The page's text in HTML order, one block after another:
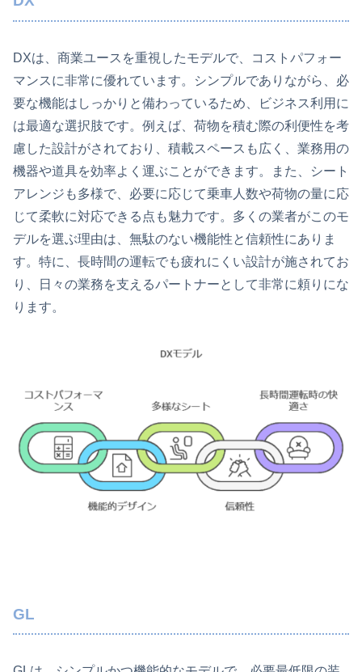
DXは、商業ユースを重視したモデルで、コストパフォー
マンスに非常に優れています。シンプルでありながら、必
要な機能はしっかりと備わっているため、ビジネス利用に
は最適な選択肢です。例えば、荷物を積む際の利便性を考
慮した設計がされており、積載スペースも広く、業務用の
機器や道具を効率よく運ぶことができます。また、シート
アレンジも多様で、必要に応じて乗車人数や荷物の量に応
じて柔軟に対応できる点も魅力です。多くの業者がこのモ
デルを選ぶ理由は、無駄のない機能性と信頼性にありま
す。特に、長時間の運転でも疲れにくい設計が施されてお
り、日々の業務を支えるパートナーとして非常に頼りにな
ります。
GL